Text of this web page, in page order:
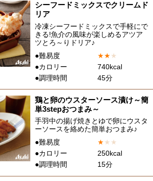
シーフードミックスでクリームド
リア
冷凍シーフードミックスで手軽にで
きる!魚介の風味が楽しめるアツア
ツとろ～りドリア♪
●難易度
★★★
●カロリー
740kcal
●調理時間
45分
鶏と卵のウスターソース漬け～簡
単3stepおつまみ～
手羽中の揚げ焼きとゆで卵にウスタ
ーソースを絡めた簡単おつまみ♪
●難易度
★★ ★
●カロリー
250kcal
●調理時間
15分